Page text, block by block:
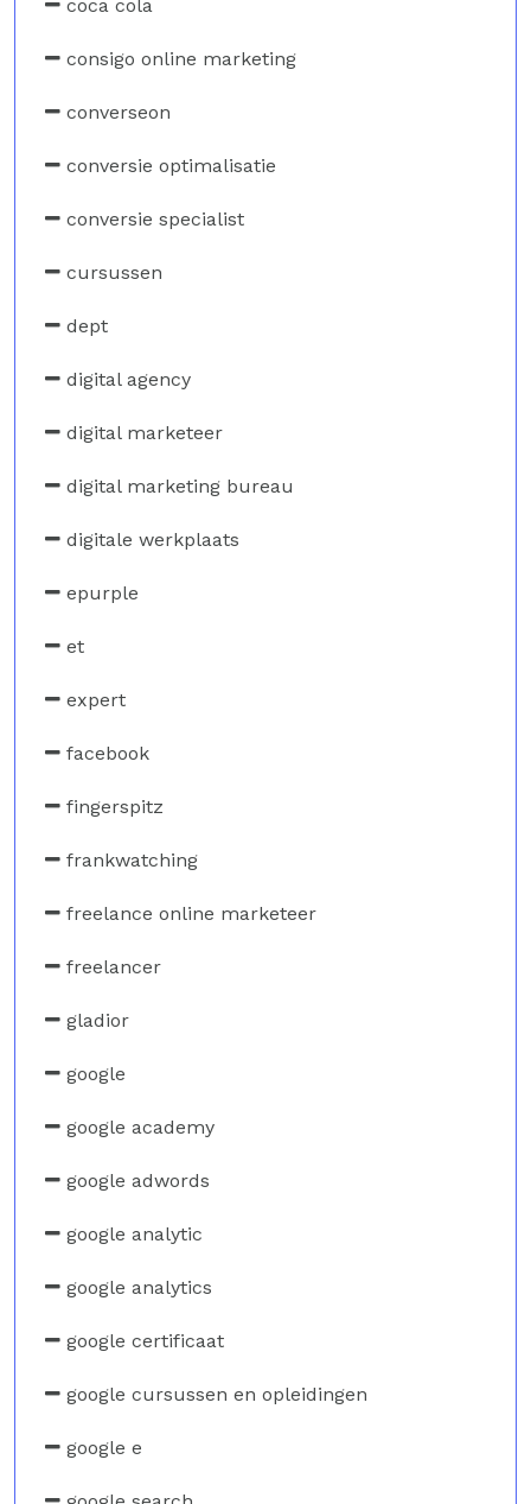
coca cola
consigo online marketing
converseon
conversie optimalisatie
conversie specialist
cursussen
dept
digital agency
digital marketeer
digital marketing bureau
digitale werkplaats
epurple
et
expert
facebook
fingerspitz
frankwatching
freelance online marketeer
freelancer
gladior
google
google academy
google adwords
google analytic
google analytics
google certificaat
google cursussen en opleidingen
google e